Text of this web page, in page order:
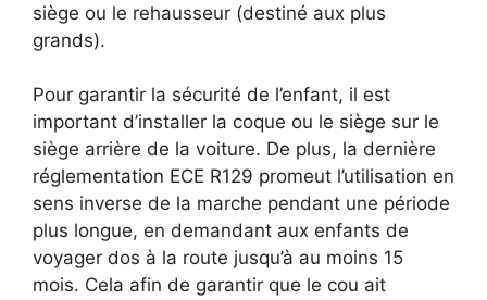
siège ou le rehausseur (destiné aux plus
grands).
Pour garantir la sécurité de l’enfant, il est
important d’installer la coque ou le siège sur le
siège arrière de la voiture. De plus, la dernière
réglementation ECE R129 promeut l’utilisation en
sens inverse de la marche pendant une période
plus longue, en demandant aux enfants de
voyager dos à la route jusqu’à au moins 15
mois. Cela afin de garantir que le cou ait